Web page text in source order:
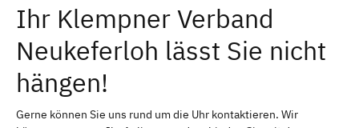
Ihr Klempner Verband
Neukeferloh lässt Sie nicht
hängen!
Gerne können Sie uns rund um die Uhr kontaktieren. Wir